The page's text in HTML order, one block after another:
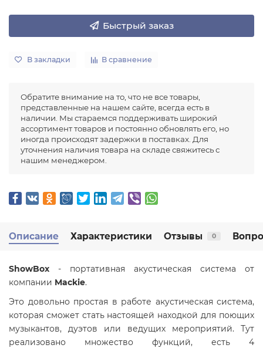
Быстрый заказ
В закладки В сравнение
Обратите внимание на то, что не все товары,
представленные на нашем сайте, всегда есть в
наличии. Мы стараемся поддерживать широкий
ассортимент товаров и постоянно обновлять его, но
иногда происходят задержки в поставках. Для
уточнения наличия товара на складе свяжитесь с
нашим менеджером.
Описание Характеристики Отзывы 0
ShowBox - портативная акустическая система от
компании Mackie.
Это довольно простая в работе акустическая система,
которая сможет стать настоящей находкой для поющих
музыкантов, дуэтов или ведущих мероприятий. Тут
реализовано множество функций, есть 4